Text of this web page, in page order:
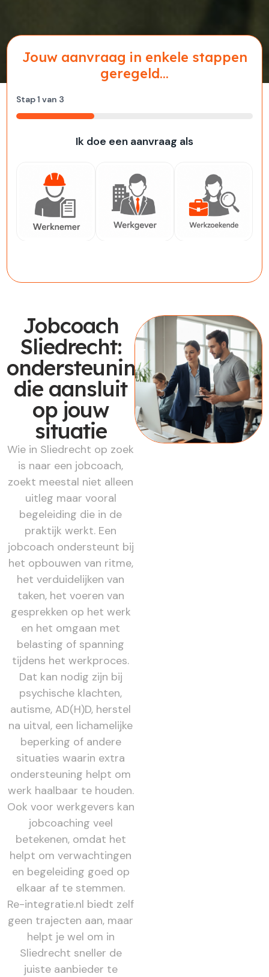
Jouw aanvraag in enkele stappen
geregeld...
Stap1 van 3
33%
Ik doe een aanvraag als
Jobcoach
Sliedrecht:
ondersteuning
die aansluit
op jouw
situatie
Wie in Sliedrecht op zoek
is naar een jobcoach,
zoekt meestal niet alleen
uitleg maar vooral
begeleiding die in de
praktijk werkt. Een
jobcoach ondersteunt bij
het opbouwen van ritme,
het verduidelijken van
taken, het voeren van
gesprekken op het werk
en het omgaan met
belasting of spanning
tijdens het werkproces.
Dat kan nodig zijn bij
psychische klachten,
autisme, AD(H)D, herstel
na uitval, een lichamelijke
beperking of andere
situaties waarin extra
ondersteuning helpt om
werk haalbaar te houden.
Ook voor werkgevers kan
jobcoaching veel
betekenen, omdat het
helpt om verwachtingen
en begeleiding goed op
elkaar af te stemmen.
Re-integratie.nl biedt zelf
geen trajecten aan, maar
helpt je wel om in
Sliedrecht sneller de
juiste aanbieder te